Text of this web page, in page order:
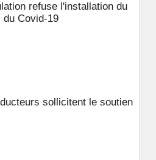
refuse l'installation du
du Covid-19
sollicitent le soutien